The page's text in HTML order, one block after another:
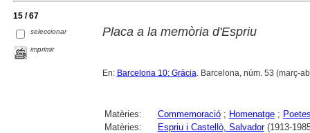
15 / 67
seleccionar
imprimir
Placa a la memòria d'Espriu
En: Barcelona 10: Gràcia . Barcelona, núm. 53 (març-
Matèries: Commemoració; Homenatge;
Matèries:
Espriu i Castellò, Salvador(1913-